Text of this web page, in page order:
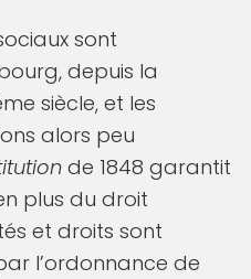
sont
depuis la
siècle, et les
alors peu
de 1848 garantit
plus du droit
et droits sont
l’ordonnance de